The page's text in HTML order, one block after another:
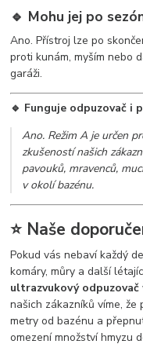
🔹 Mohu jej po
Ano. Přístroj lze po
proti kunám, myším nebo
garáži.
🔹 Funguje odpuzovač i
Ano. Režim A je určen
zkušeností našich
pavouků, mravenců,
v okolí bazénu.
⭐ Naše
Pokud vás nebaví každý
komáry, můry a další
ultrazvukový odpuzovač
našich zákazníků víme, že
metry od bazénu a
omezení množství hmyzu